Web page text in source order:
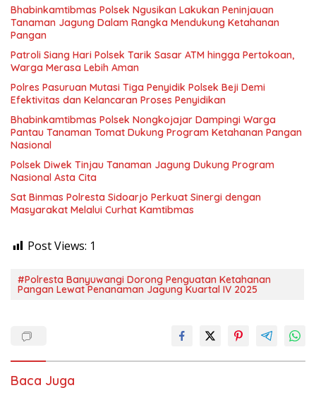
Bhabinkamtibmas Polsek Ngusikan Lakukan Peninjauan
Tanaman Jagung Dalam Rangka Mendukung Ketahanan
Pangan
Patroli Siang Hari Polsek Tarik Sasar ATM hingga Pertokoan,
Warga Merasa Lebih Aman
Polres Pasuruan Mutasi Tiga Penyidik Polsek Beji Demi
Efektivitas dan Kelancaran Proses Penyidikan
Bhabinkamtibmas Polsek Nongkojajar Dampingi Warga
Pantau Tanaman Tomat Dukung Program Ketahanan Pangan
Nasional
Polsek Diwek Tinjau Tanaman Jagung Dukung Program
Nasional Asta Cita
Sat Binmas Polresta Sidoarjo Perkuat Sinergi dengan
Masyarakat Melalui Curhat Kamtibmas
Post Views: 1
#Polresta Banyuwangi Dorong Penguatan Ketahanan
Pangan Lewat Penanaman Jagung Kuartal IV 2025
Baca Juga